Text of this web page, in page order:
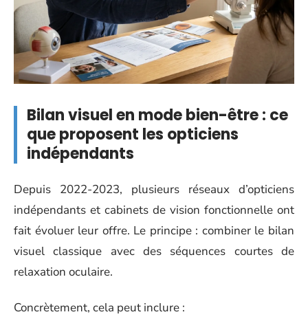
Bilan visuel en mode bien-être : ce
que proposent les opticiens
indépendants
Depuis 2022-2023, plusieurs réseaux d’opticiens
indépendants et cabinets de vision fonctionnelle ont
fait évoluer leur offre. Le principe : combiner le bilan
visuel classique avec des séquences courtes de
relaxation oculaire.
Concrètement, cela peut inclure :